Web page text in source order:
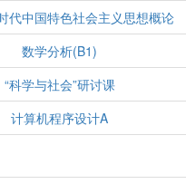
代中国特色社会主义思想概论
数学分析(B1)
“科学与社会”研讨课
计算机程序设计A